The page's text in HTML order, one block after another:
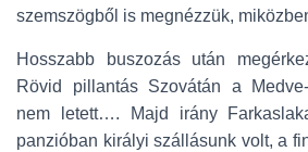
szemszögből is megnézzük,
Hosszabb buszozás után
Rövid pillantás Szovátán a
nem letett…. Majd irány
panzióban királyi szállásunk volt, a